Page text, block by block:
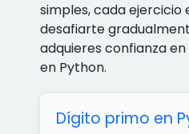
simples, cada ejercicio
desafiarte
adquieres confianza
en Python.
Dígito primo en